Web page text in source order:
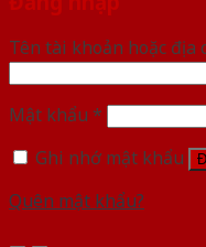
Tên tài khoản hoặc địa
Mật khẩu *
Ghi nhớ mật khẩu
Quên mật khẩu?